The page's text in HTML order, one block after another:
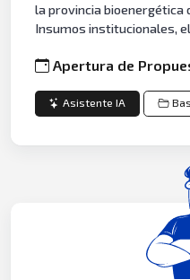
la provincia bioenergética
Insumos institucionales,
Apertura de
Asistente IA